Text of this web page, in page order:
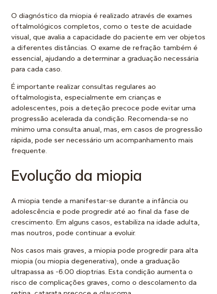
O diagnóstico da miopia é realizado através de exames
oftalmológicos completos, como o teste de acuidade
visual, que avalia a capacidade do paciente em ver objetos
a diferentes distâncias. O exame de refração também é
essencial, ajudando a determinar a graduação necessária
para cada caso.
É importante realizar consultas regulares ao
oftalmologista, especialmente em crianças e
adolescentes, pois a deteção precoce pode evitar uma
progressão acelerada da condição. Recomenda-se no
mínimo uma consulta anual, mas, em casos de progressão
rápida, pode ser necessário um acompanhamento mais
frequente.
Evolução da miopia
A miopia tende a manifestar-se durante a infância ou
adolescência e pode progredir até ao final da fase de
crescimento. Em alguns casos, estabiliza na idade adulta,
mas noutros, pode continuar a evoluir.
Nos casos mais graves, a miopia pode progredir para alta
miopia (ou miopia degenerativa), onde a graduação
ultrapassa as -6.00 dioptrias. Esta condição aumenta o
risco de complicações graves, como o descolamento da